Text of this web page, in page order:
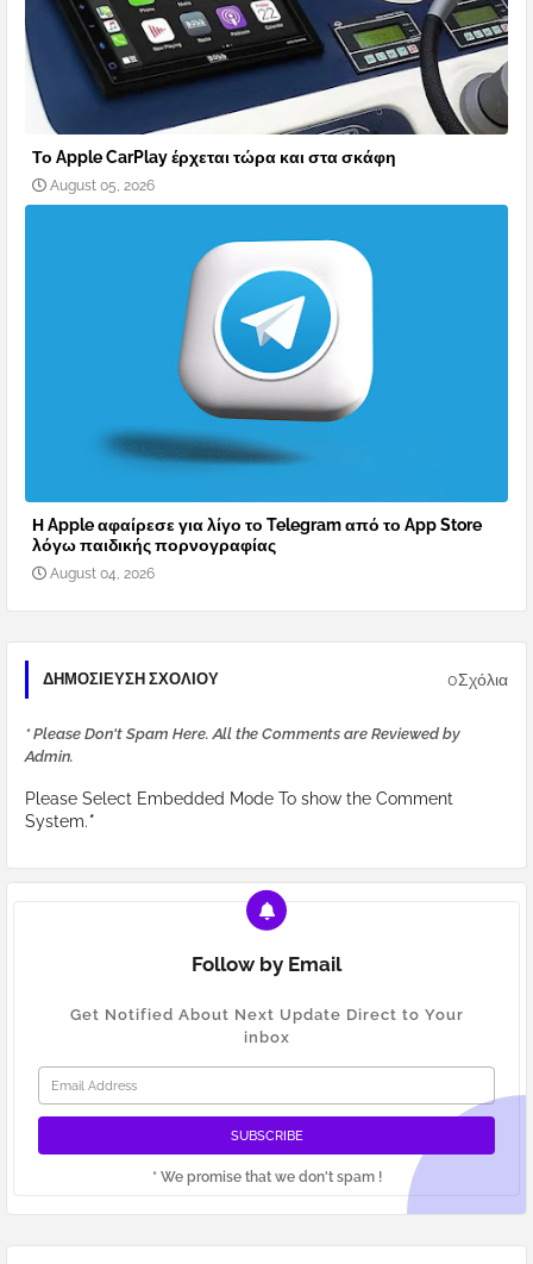
Το Apple CarPlay έρχεται τώρα και στα σκάφη
August 05, 2026
Η Apple αφαίρεσε για λίγο το Telegram από το App Store
λόγω παιδικής πορνογραφίας
August 04, 2026
ΔΗΜΟΣΊΕΥΣΗ ΣΧΟΛΊΟΥ 0Σχόλια
* Please Don't Spam Here. All the Comments are Reviewed by
Admin.
Please Select Embedded Mode To show the Comment
System.*
Follow by Email
Get Notified About Next Update Direct to Your
inbox
* We promise that we don't spam !